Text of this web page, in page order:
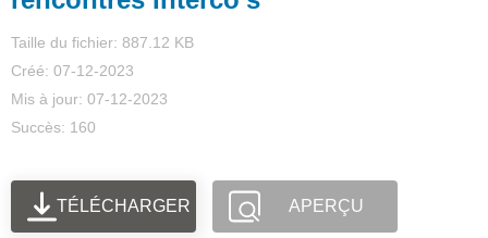
Taille du fichier: 887.12 KB
Créé: 07-12-2023
Mis à jour: 07-12-2023
Succès: 160
TÉLÉCHARGER APERÇU